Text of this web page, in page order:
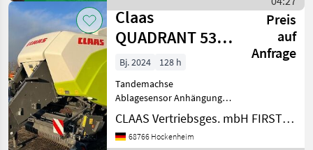
Ballenausstoßer Ball
/ Claas
Claas
QUADRANT 5300
FC T+ST
Preis
auf
Anfrage
Bj. 2024
128 h
Tandemachse
Ablagesensor Anhängung:
Stützfuß, hydraulisch
Anzahl Blindmesser: 40
Anzahl Messer: 51
CLAAS Vertriebsges. mbH FIRST CLAAS USED Center Hockenheim
68766 Hockenheim